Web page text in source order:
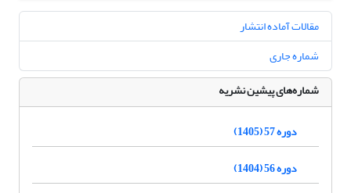
مقالات آماده انتشار
شماره جاری
شماره‌های پیشین نشریه
دوره 57 (1405)
دوره 56 (1404)